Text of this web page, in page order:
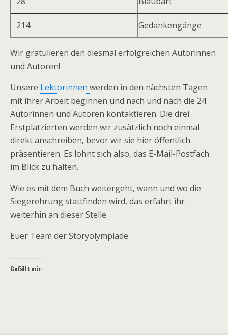
214 Gedankengänge
Wir gratulieren den diesmal erfolgreichen Autorinnen
und Autoren!
Unsere Lektorinnen werden in den nächsten Tagen
mit ihrer Arbeit beginnen und nach und nach die 24
Autorinnen und Autoren kontaktieren. Die drei
Erstplatzierten werden wir zusätzlich noch einmal
direkt anschreiben, bevor wir sie hier öffentlich
präsentieren. Es lohnt sich also, das E-Mail-Postfach
im Blick zu halten.
Wie es mit dem Buch weitergeht, wann und wo die
Siegerehrung stattfinden wird, das erfahrt ihr
weiterhin an dieser Stelle.
Euer Team der Storyolympiade
Gefällt mir: